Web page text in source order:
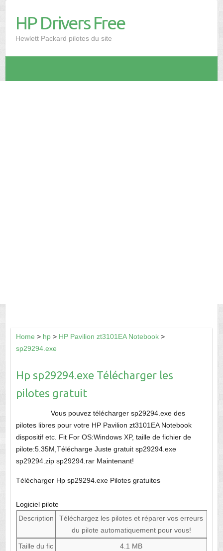
HP Drivers Free
Hewlett Packard pilotes du site
Home > hp> HP Pavilion zt3101EA Notebook>
sp29294.exe
Hp sp29294.exe Télécharger les
pilotes gratuit
Vous pouvez télécharger sp29294.exe des
pilotes libres pour votre HP Pavilion zt3101EA Notebook
dispositif etc. Fit For OS:Windows XP, taille de fichier de
pilote:5.35M,Télécharge Juste gratuit sp29294.exe
sp29294.zip sp29294.rar Maintenant!
Télécharger Hp sp29294.exe Pilotes gratuites
Logiciel pilote
Description
Téléchargez les pilotes et réparer vos erreurs
du pilote automatiquement pour vous!
Taille du fic
4.1 MB